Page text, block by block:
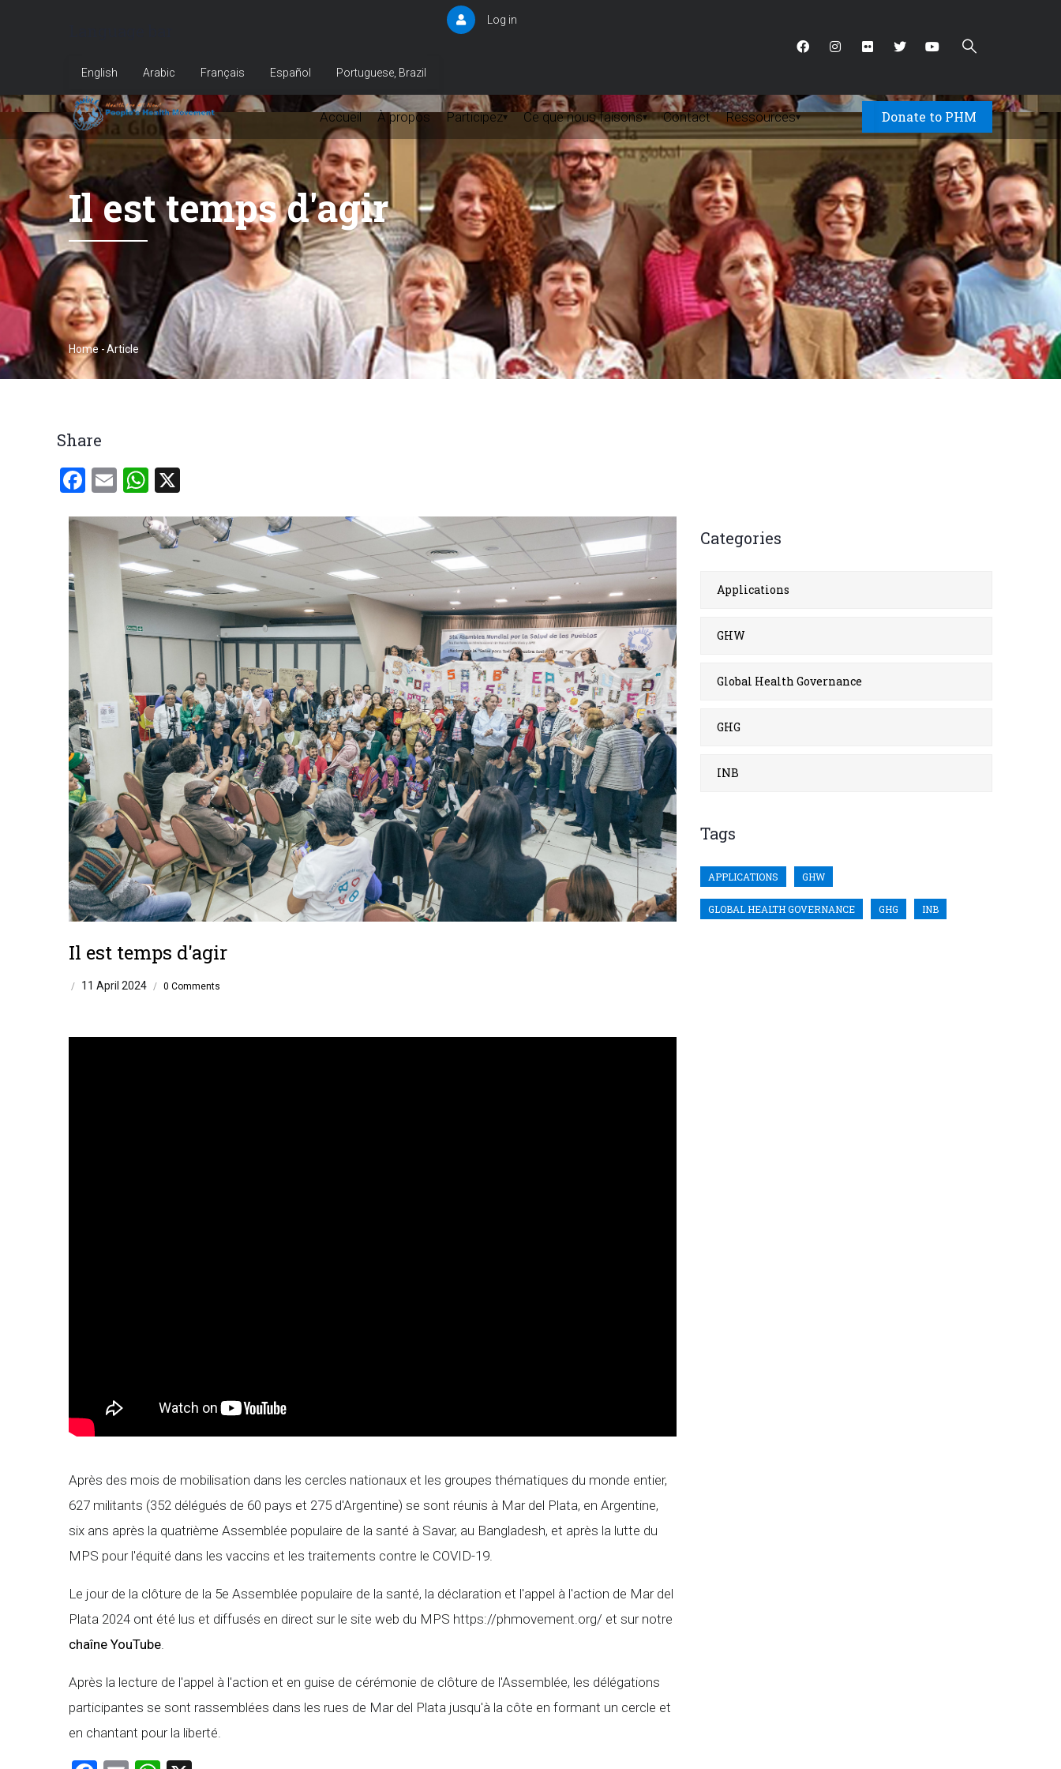
English Arabic Français Español Portuguese, Brazil
User
Log in
Accueil À propos Participez▾ Ce que nous faisons▾ Contact Ressources▾ Donate to PHM
Il est temps d'agir
Breadcrumb
Home -Article
Share
Facebook
EmailWhatsApp
Il est temps d'agir
/ 11 April 2024 / 0 Comments
Après des mois de mobilisation dans les cercles nationaux et les groupes thématiques du monde entier,
627 militants (352 délégués de 60 pays et 275 d'Argentine) se sont réunis à Mar del Plata, en Argentine,
six ans après la quatrième Assemblée populaire de la santé à Savar, au Bangladesh, et après la lutte du
MPS pour l'équité dans les vaccins et les traitements contre le COVID-19.
Le jour de la clôture de la 5e Assemblée populaire de la santé, la déclaration et l'appel à l'action de Mar del
Plata 2024 ont été lus et diffusés en direct sur le site web du MPS https://phmovement.org/ et sur notre
chaîne YouTube.
Après la lecture de l'appel à l'action et en guise de cérémonie de clôture de l'Assemblée, les délégations
participantes se sont rassemblées dans les rues de Mar del Plata jusqu'à la côte en formant un cercle et
en chantant pour la liberté.
Categories
Applications
GHW
Global Health Governance
GHG
INB
Tags
APPLICATIONS GHW
GLOBAL HEALTH GOVERNANCE GHG INB